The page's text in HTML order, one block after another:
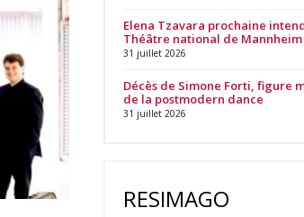
Elena Tzavara prochaine
Théâtre national de Mannheim
31 juillet 2026
Décès de Simone Forti, figure
de la postmodern dance
31 juillet 2026
RESIMAGO